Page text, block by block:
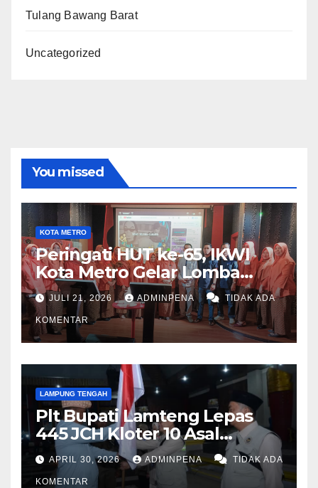
Tulang Bawang Barat
Uncategorized
You missed
KOTA METRO
Peringati HUT ke-65, IKWI
Kota Metro Gelar Lomba
Fashion Show
JULI 21, 2026 ADMINPENA TIDAK ADA
KOMENTAR
LAMPUNG TENGAH
Plt Bupati Lamteng Lepas
445 JCH Kloter 10 Asal
Lamteng
APRIL 30, 2026 ADMINPENA TIDAK ADA
KOMENTAR